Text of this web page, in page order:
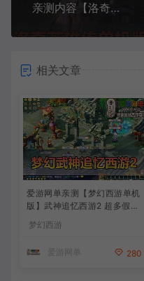
亲测内容【洛奇英雄传】11职业单机版带GM攻击丰富攻略修改图文虚拟机一键端视频安装教学
相关文章
爱游网单亲测【梦幻西游单机
版】武神追忆西游2 超多假人
值 一键启动 视频安装教学
梦幻西游
爱游网单 280